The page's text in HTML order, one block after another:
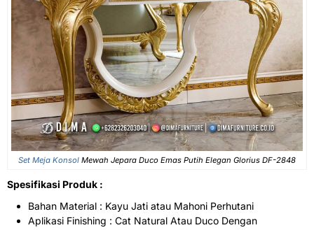
Set Meja Konsol Mewah Jepara Duco Emas Putih Elegan Glorius DF-2848
Spesifikasi Produk :
Bahan Material : Kayu Jati atau Mahoni Perhutani
Aplikasi Finishing : Cat Natural Atau Duco Dengan